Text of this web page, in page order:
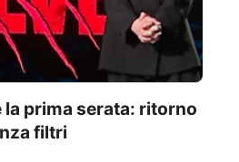
la prima serata: ritorno
filtri